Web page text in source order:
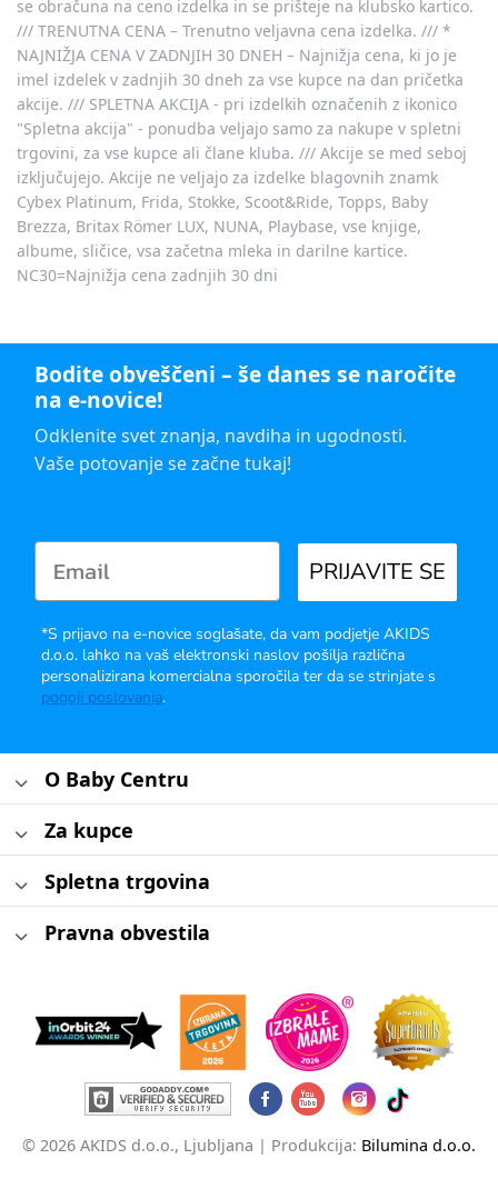
se obračuna na ceno izdelka in se prišteje na klubsko kartico.
/// TRENUTNA CENA – Trenutno veljavna cena izdelka. /// *
NAJNIŽJA CENA V ZADNJIH 30 DNEH – Najnižja cena, ki jo je
imel izdelek v zadnjih 30 dneh za vse kupce na dan pričetka
akcije. /// SPLETNA AKCIJA - pri izdelkih označenih z ikonico
"Spletna akcija" - ponudba veljajo samo za nakupe v spletni
trgovini, za vse kupce ali člane kluba. /// Akcije se med seboj
izključujejo. Akcije ne veljajo za izdelke blagovnih znamk
Cybex Platinum, Frida, Stokke, Scoot&Ride, Topps, Baby
Brezza, Britax Römer LUX, NUNA, Playbase, vse knjige,
albume, sličice, vsa začetna mleka in darilne kartice.
NC30=Najnižja cena zadnjih 30 dni
Bodite obveščeni – še danes se naročite
na e-novice!
Odklenite svet znanja, navdiha in ugodnosti.
Vaše potovanje se začne tukaj!
PRIJAVITE SE
*S prijavo na e-novice soglašate, da vam podjetje AKIDS
d.o.o. lahko na vaš elektronski naslov pošilja različna
personalizirana komercialna sporočila ter da se strinjate s
pogoji poslovanja.
O Baby Centru
Za kupce
Spletna trgovina
Pravna obvestila
© 2026 AKIDS d.o.o., Ljubljana | Produkcija: Bilumina d.o.o.